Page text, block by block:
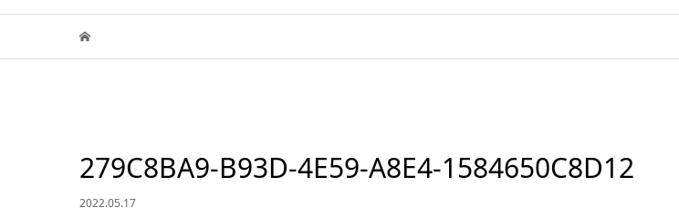
279C8BA9-B93D-4E59-A8E4-1584650C8D12
2022.05.17